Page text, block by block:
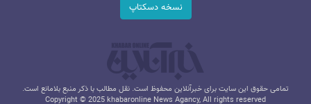
نسخه دسکتاپ
تمامی حقوق این سایت برای خبرآنلاین محفوظ است. نقل مطالب با ذکر منبع بلامانع است.
Copyright © 2025 khabaronline News Agancy, All rights reserved